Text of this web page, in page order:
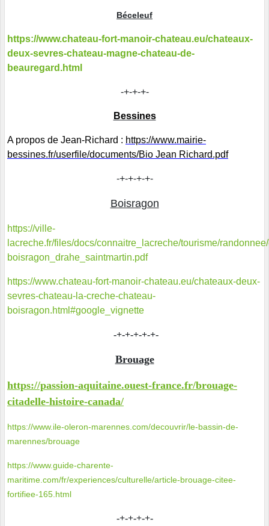
Béceleuf
https://www.chateau-fort-manoir-chateau.eu/chateaux-
deux-sevres-chateau-magne-chateau-de-
beauregard.html
-+-+-+-
Bessines
A propos de Jean-Richard : https://www.mairie-
bessines.fr/userfile/documents/Bio Jean Richard.pdf
-+-+-+-+-
Boisragon
https://ville-
lacreche.fr/files/docs/connaitre_lacreche/tourisme/
boisragon_drahe_saintmartin.pdf
https://www.chateau-fort-manoir-chateau.eu/chateaux-deux-
sevres-chateau-la-creche-chateau-
boisragon.html#google_vignette
-+-+-+-+-+-
Brouage
https://passion-aquitaine.ouest-france.fr/brouage-
citadelle-histoire-canada/
https://www.ile-oleron-marennes.com/decouvrir/le-bassin-de-
marennes/brouage
https://www.guide-charente-
maritime.com/fr/experiences/culturelle/article-brouage-citee-
fortifiee-165.html
-+-+-+-+-